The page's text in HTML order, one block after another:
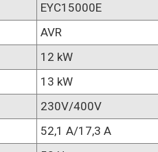
EYC15000E
AVR
12 kW
13 kW
230V/400V
52,1 A/17,3 A